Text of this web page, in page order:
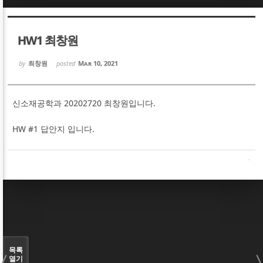
HW1 최창원
by 최창원 posted Mar 10, 2021
신소재공학과 20202720 최창원입니다.
HW #1 답안지 입니다.
목록
열기
Sketchbook5, 스케치북5
Sketchbook5, 스케치북5
Sketchbook5, 스케치북5
Sketchbook5, 스케치북5